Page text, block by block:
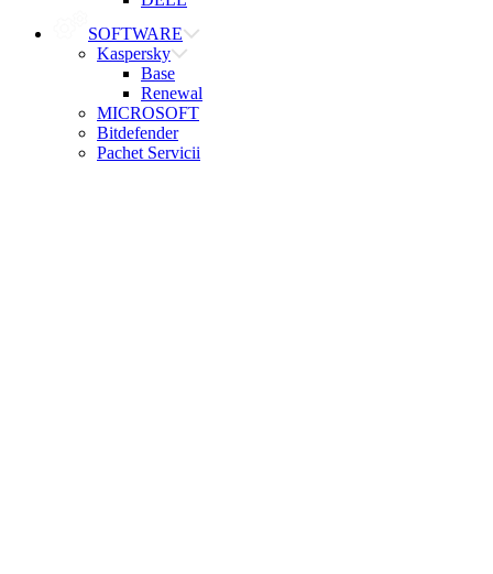
SOFTWARE
Kaspersky
Base
Renewal
MICROSOFT
Bitdefender
Pachet Servicii